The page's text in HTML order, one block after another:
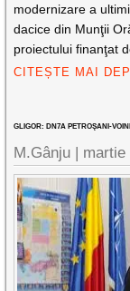
modernizare a
dacice din Munţii
proiectului finanţat
CITEȘTE MAI
GLIGOR: DN7A PETROŞANI-
M.Gânju | martie